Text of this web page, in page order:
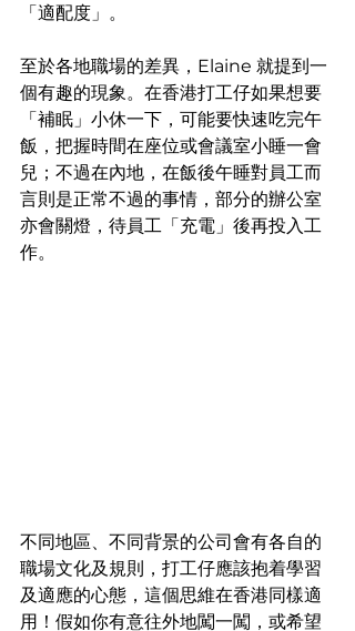
「適配度」。
至於各地職場的差異，Elaine 就提到一
個有趣的現象。在香港打工仔如果想要
「補眠」小休一下，可能要快速吃完午
飯，把握時間在座位或會議室小睡一會
兒；不過在內地，在飯後午睡對員工而
言則是正常不過的事情，部分的辦公室
亦會關燈，待員工「充電」後再投入工
作。
不同地區、不同背景的公司會有各自的
職場文化及規則，打工仔應該抱着學習
及適應的心態，這個思維在香港同樣適
用！假如你有意往外地闖一闖，或希望